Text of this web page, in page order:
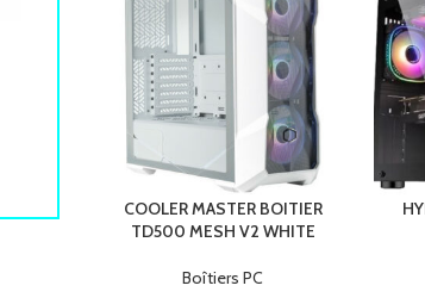
COOLER MASTER MOUSE GAMING MM720
Accessoires
Points forts :
Type de capteur : Optique
Résolution maximale (dpi) : 16000
Nombre de boutons : 6
Rétro-éclairage : Non
Sans-fil : Non
COOLER MASTER BOITIER
TD500 MESH V2 WHITE
Boîtiers PC